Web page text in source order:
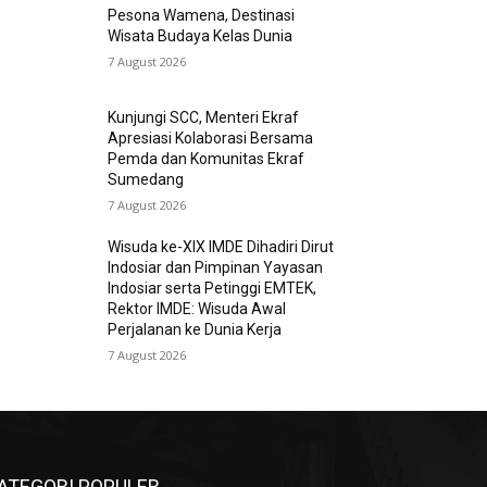
Pesona Wamena, Destinasi
Wisata Budaya Kelas Dunia
7 August 2026
Kunjungi SCC, Menteri Ekraf
Apresiasi Kolaborasi Bersama
Pemda dan Komunitas Ekraf
Sumedang
7 August 2026
Wisuda ke-XIX IMDE Dihadiri Dirut
Indosiar dan Pimpinan Yayasan
Indosiar serta Petinggi EMTEK,
Rektor IMDE: Wisuda Awal
Perjalanan ke Dunia Kerja
7 August 2026